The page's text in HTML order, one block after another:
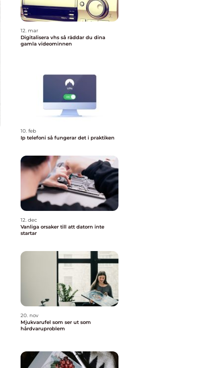
12. mar
Digitalisera vhs så räddar du dina
gamla videominnen
10. feb
Ip telefoni så fungerar det i praktiken
12. dec
Vanliga orsaker till att datorn inte
startar
20. nov
Mjukvarufel som ser ut som
hårdvaruproblem